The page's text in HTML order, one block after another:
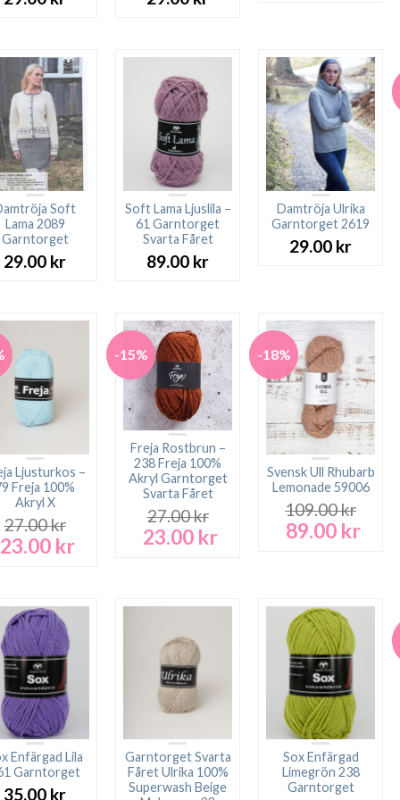
Soft
Lama 2089
Garntorget
29.00 kr
Soft Lama Ljuslila –
61 Garntorget
Svarta Fåret
89.00 kr
Damtröja Ulrika
Garntorget 2619
29.00 kr
Ljusturkos –
Freja 100%
Akryl X
27.00kr
kr.
23.00 krDet
23.00 kr.
-15%
Freja Rostbrun –
238 Freja 100%
Akryl Garntorget
Svarta Fåret
27.00kr
Det
27.00 kr.
23.00 krDet
23.00 kr.
-18%
Svensk Ull Rhubarb
Lemonade 59006
109.00kr
Det
89.00 krDet
Enfärgad Lila
Garntorget
35.00 kr
Garntorget Svarta
Fåret Ulrika 100%
Superwash Beige
Sox Enfärgad
Limegrön 238
Garntorget